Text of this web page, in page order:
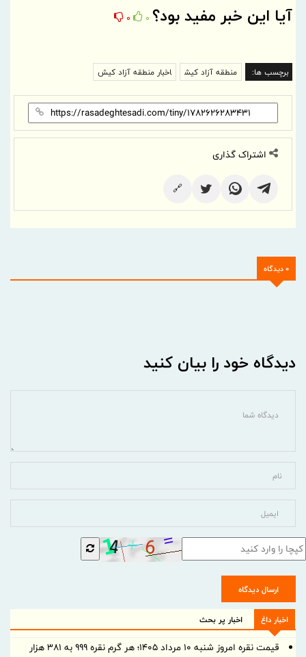
آیا این خبر مفید بود؟ 0
0
برچسب ها: منطقه آزاد کیش اخبار منطقه آزاد کیش
اشتراک گذاری
🔗
0 دیدگاه
دیدگاه خود را بیان کنید
ارسال دیدگاه
اخبار داغ اخبار پر بحث
قیمت نقره امروز شنبه ۱۰ مرداد ۱۴۰۵؛ هر گرم نقره ۹۹۹ به ۳۸۱ هزار